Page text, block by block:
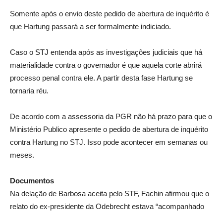
Somente após o envio deste pedido de abertura de inquérito é
que Hartung passará a ser formalmente indiciado.
Caso o STJ entenda após as investigações judiciais que há
materialidade contra o governador é que aquela corte abrirá
processo penal contra ele. A partir desta fase Hartung se
tornaria réu.
De acordo com a assessoria da PGR não há prazo para que o
Ministério Publico apresente o pedido de abertura de inquérito
contra Hartung no STJ. Isso pode acontecer em semanas ou
meses.
Documentos
Na delação de Barbosa aceita pelo STF, Fachin afirmou que o
relato do ex-presidente da Odebrecht estava “acompanhado